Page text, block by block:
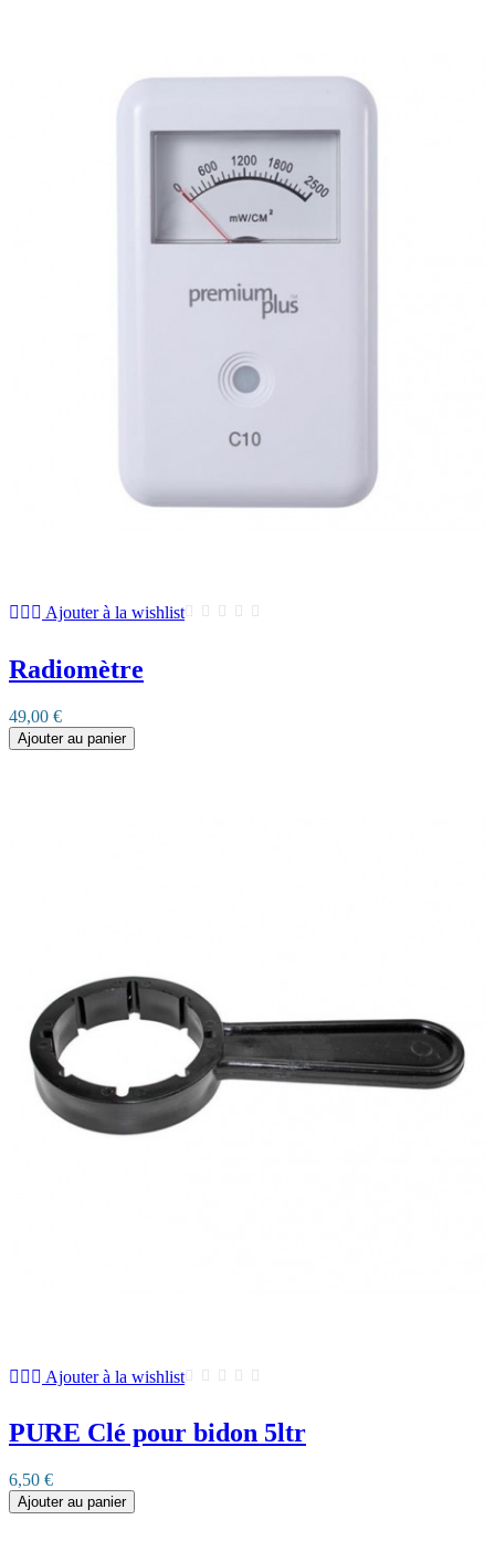
Ajouter à la wishlist
Radiomètre
49,00 €
Ajouter au panier
Ajouter à la wishlist
PURE Clé pour bidon 5ltr
6,50 €
Ajouter au panier